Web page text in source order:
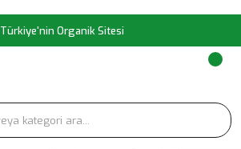
Türkiye'nin Organik Sitesi